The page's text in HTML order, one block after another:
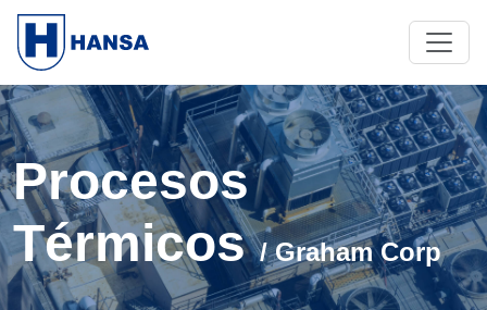
Procesos
Térmicos/ Graham Corp